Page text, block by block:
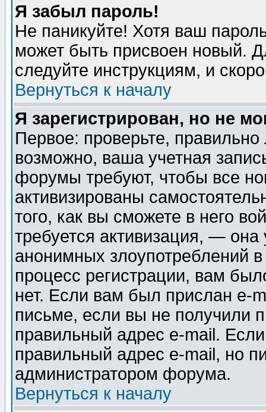
Я забыл пароль!
Не паникуйте! Хотя ваш
может быть присвоен новый.
следуйте инструкциям, и
Вернуться к началу
Я зарегистрирован, но не
Первое: проверьте,
возможно, ваша учетная
форумы требуют, чтобы все
активизированы
того, как вы сможете в него
требуется активизация, —
анонимных злоупотреблений
процесс регистрации, вам
нет. Если вам был прислан e-
письме, если вы не получили
правильный адрес e-mail.
правильный адрес e-mail, но
администратором форума.
Вернуться к началу